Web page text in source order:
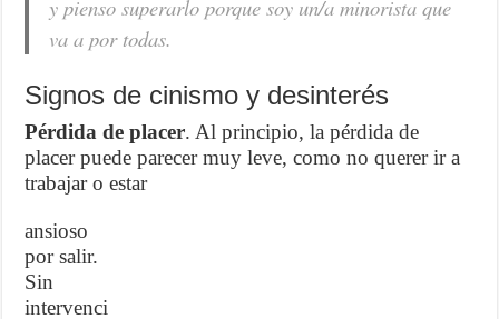
y pienso superarlo porque soy un/a minorista que
va a por todas.
Signos de cinismo y desinterés
Pérdida de placer. Al principio, la pérdida de
placer puede parecer muy leve, como no querer ir a
trabajar o estar
ansioso
por salir.
Sin
intervenci